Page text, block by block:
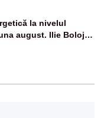
la nivelul
august. Ilie Bolojan
posibile restricții –